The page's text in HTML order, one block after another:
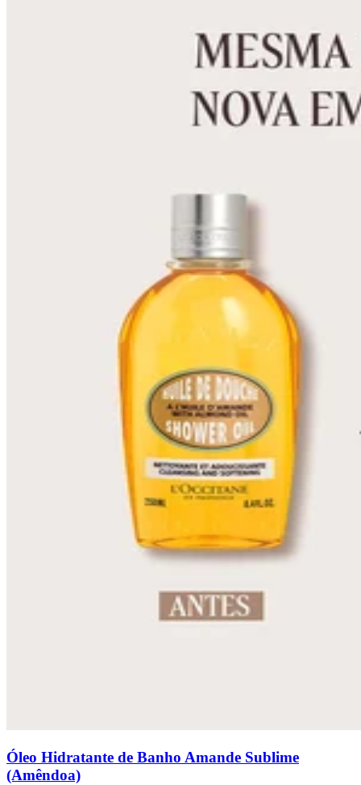
Óleo Hidratante de Banho Amande Sublime
(Amêndoa)